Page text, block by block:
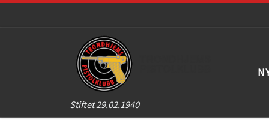
Stiftet 29.02.1940